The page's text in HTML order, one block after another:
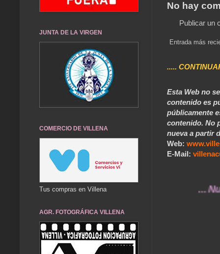
No hay
Publicar un
Entrada más
.....
Esta Web no
contenido es
públicamente
contenido. No
nueva a partir
Web:
E-Mail:
... Nuestros
JUNTA DE LA VIRGEN
COMERCIO DE VILLENA
Tus compras en Villena
AGR. FOTOGRÁFICA VILLENA